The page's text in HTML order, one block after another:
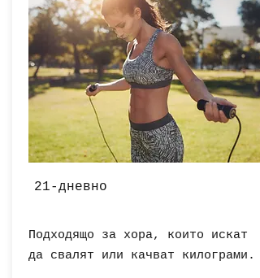
21-дневно
Подходящо за хора, които искат
да свалят или качват килограми.